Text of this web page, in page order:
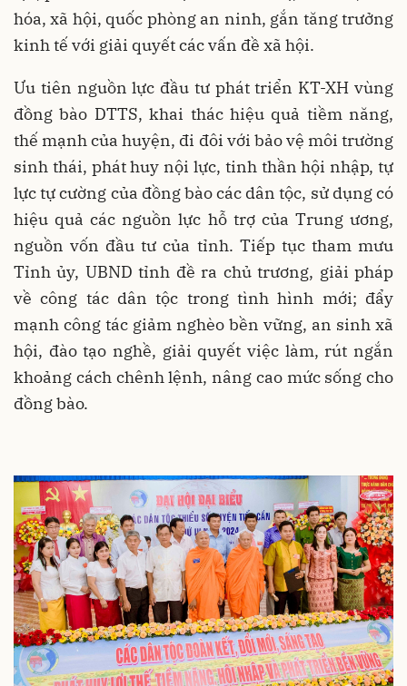
hóa, xã hội, quốc phòng an ninh, gắn tăng trưởng
kinh tế với giải quyết các vấn đề xã hội.
Ưu tiên nguồn lực đầu tư phát triển KT-XH vùng
đồng bào DTTS, khai thác hiệu quả tiềm năng,
thế mạnh của huyện, đi đôi với bảo vệ môi trường
sinh thái, phát huy nội lực, tinh thần hội nhập, tự
lực tự cường của đồng bào các dân tộc, sử dụng có
hiệu quả các nguồn lực hỗ trợ của Trung ương,
nguồn vốn đầu tư của tỉnh. Tiếp tục tham mưu
Tỉnh ủy, UBND tỉnh đề ra chủ trương, giải pháp
về công tác dân tộc trong tình hình mới; đẩy
mạnh công tác giảm nghèo bền vững, an sinh xã
hội, đào tạo nghề, giải quyết việc làm, rút ngắn
khoảng cách chênh lệnh, nâng cao mức sống cho
đồng bào.